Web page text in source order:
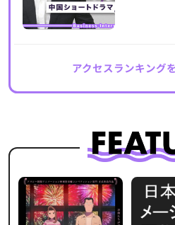
アクセスランキング